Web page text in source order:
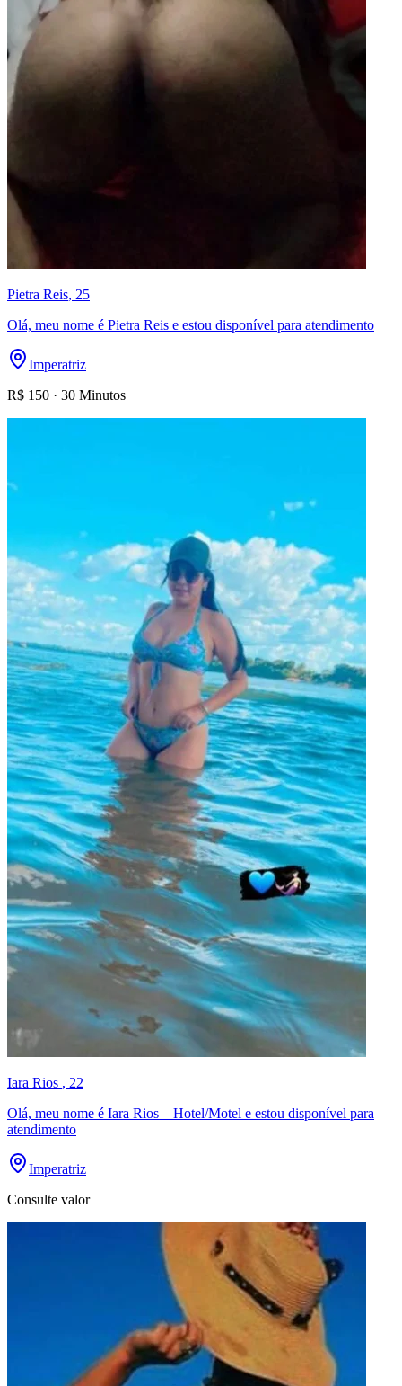
Pietra Reis, 25
Olá, meu nome é Pietra Reis e estou disponível para atendimento
Imperatriz
R$ 150 · 30 Minutos
Iara Rios , 22
Olá, meu nome é Iara Rios – Hotel/Motel e estou disponível para
atendimento
Imperatriz
Consulte valor